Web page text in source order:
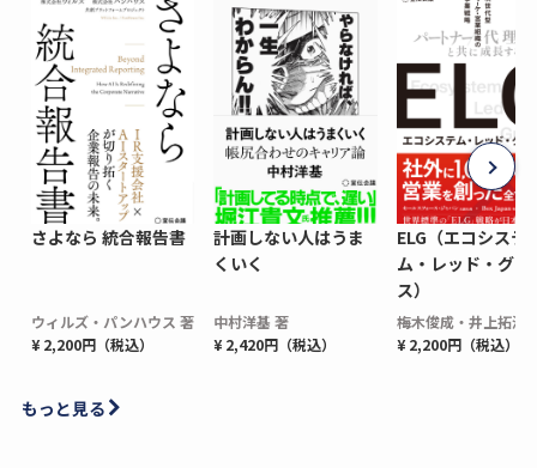
さよなら 統合報告書
ウィルズ・パンハウス 著
¥ 2,200円（税込）
計画しない人はうま
くいく
中村洋基 著
¥ 2,420円（税込）
ELG（エコシステ
ム・レッド・グロ
ス）
梅木俊成・井上拓海
¥ 2,200円（税込）
もっと見る